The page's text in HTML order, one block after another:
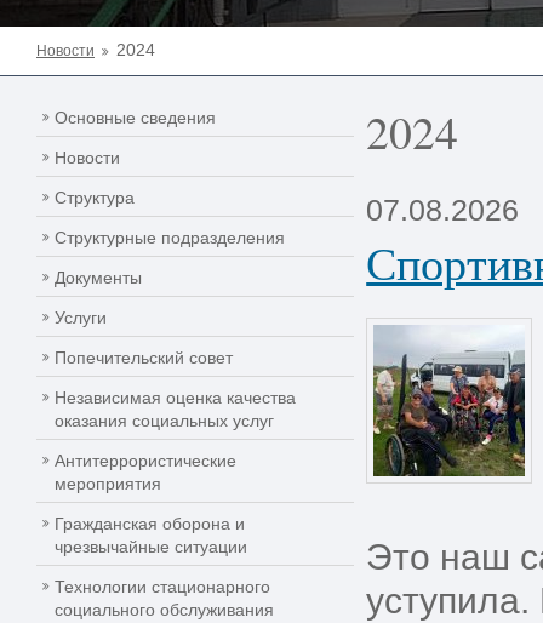
Новости 2024
Основные сведения
Новости
Структура
Структурные подразделения
Документы
Услуги
Попечительский совет
Независимая оценка качества
оказания социальных услуг
Антитеррористические
мероприятия
Гражданская оборона и
чрезвычайные ситуации
Технологии стационарного
социального обслуживания
2024
07.08.2026
Это наш